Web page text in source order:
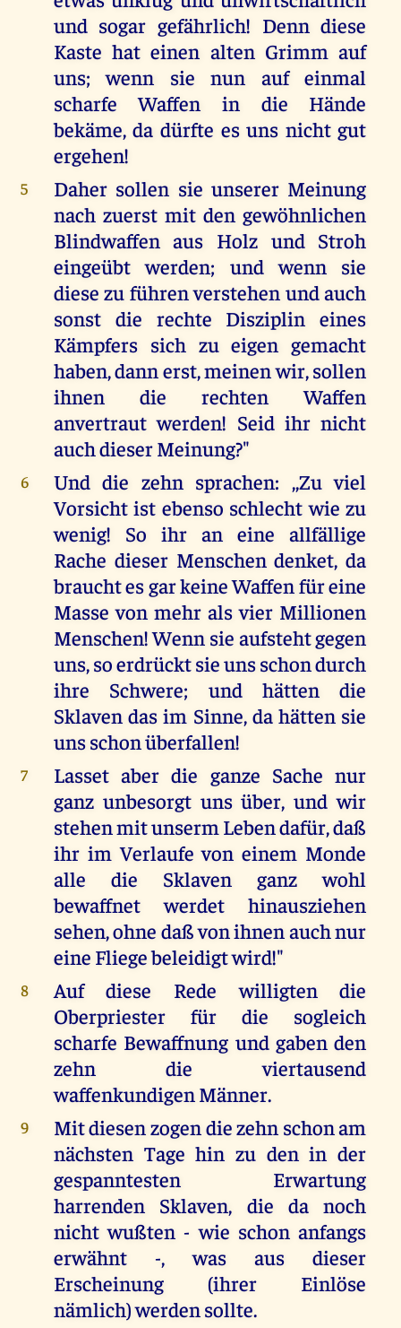
und sogar gefährlich! Denn diese
Kaste hat einen alten Grimm auf
uns; wenn sie nun auf einmal
scharfe Waffen in die Hände
bekäme, da dürfte es uns nicht gut
ergehen!
5
Daher sollen sie unserer Meinung
nach zuerst mit den gewöhnlichen
Blindwaffen aus Holz und Stroh
eingeübt werden; und wenn sie
diese zu führen verstehen und auch
sonst die rechte Disziplin eines
Kämpfers sich zu eigen gemacht
haben, dann erst, meinen wir, sollen
ihnen die rechten Waffen
anvertraut werden! Seid ihr nicht
auch dieser Meinung?"
6
Und die zehn sprachen: ,,Zu viel
Vorsicht ist ebenso schlecht wie zu
wenig! So ihr an eine allfällige
Rache dieser Menschen denket, da
braucht es gar keine Waffen für eine
Masse von mehr als vier Millionen
Menschen! Wenn sie aufsteht gegen
uns, so erdrückt sie uns schon durch
ihre Schwere; und hätten die
Sklaven das im Sinne, da hätten sie
uns schon überfallen!
7
Lasset aber die ganze Sache nur
ganz unbesorgt uns über, und wir
stehen mit unserm Leben dafür, daß
ihr im Verlaufe von einem Monde
alle die Sklaven ganz wohl
bewaffnet werdet hinausziehen
sehen, ohne daß von ihnen auch nur
eine Fliege beleidigt wird!"
8
Auf diese Rede willigten die
Oberpriester für die sogleich
scharfe Bewaffnung und gaben den
zehn die viertausend
waffenkundigen Männer.
9
Mit diesen zogen die zehn schon am
nächsten Tage hin zu den in der
gespanntesten Erwartung
harrenden Sklaven, die da noch
nicht wußten - wie schon anfangs
erwähnt -, was aus dieser
Erscheinung (ihrer Einlöse
nämlich) werden sollte.